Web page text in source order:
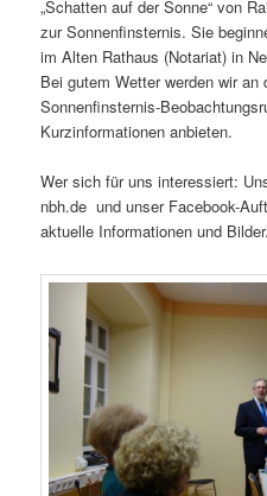
„Schatten auf der Sonne“ von
zur Sonnenfinsternis. Sie
im Alten Rathaus (Notariat) in
Bei gutem Wetter werden wir
Sonnenfinsternis-
Kurzinformationen anbieten.
Wer sich für uns interessiert:
nbh.de und unser Facebook-
aktuelle Informationen und Bilder.